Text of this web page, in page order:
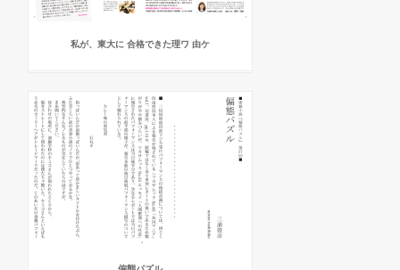
私が、東大に 合格できた理ワ 由ケ